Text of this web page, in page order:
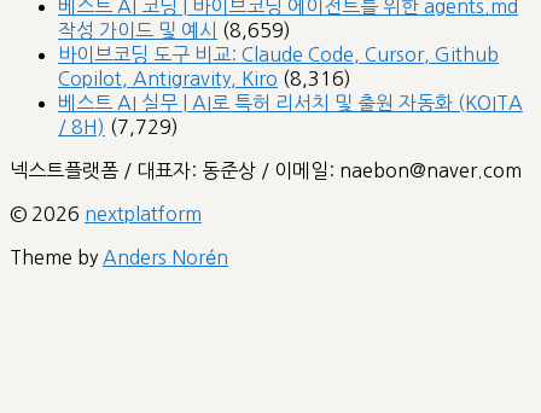
베스트 AI 코딩 | 바이브코딩 에이전트를 위한 agents.md
작성 가이드 및 예시
(8,659)
바이브코딩 도구 비교: Claude Code, Cursor, Github
Copilot, Antigravity, Kiro (8,316)
베스트 AI 실무 | AI로 특허 리서치 및 출원 자동화 (KOITA
/ 8H) (7,729)
넥스트플랫폼 / 대표자: 동준상 / 이메일: naebon@naver.com
© 2026 nextplatform
Theme by Anders Norén